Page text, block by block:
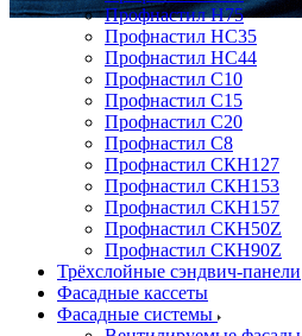
Профнастил Н75
Профнастил НС35
Профнастил НС44
Профнастил С10
Профнастил С15
Профнастил С20
Профнастил С8
Профнастил СКН127
Профнастил СКН153
Профнастил СКН157
Профнастил СКН50Z
Профнастил СКН90Z
Трёхслойные сэндвич-панели
Фасадные кассеты
Фасадные системы